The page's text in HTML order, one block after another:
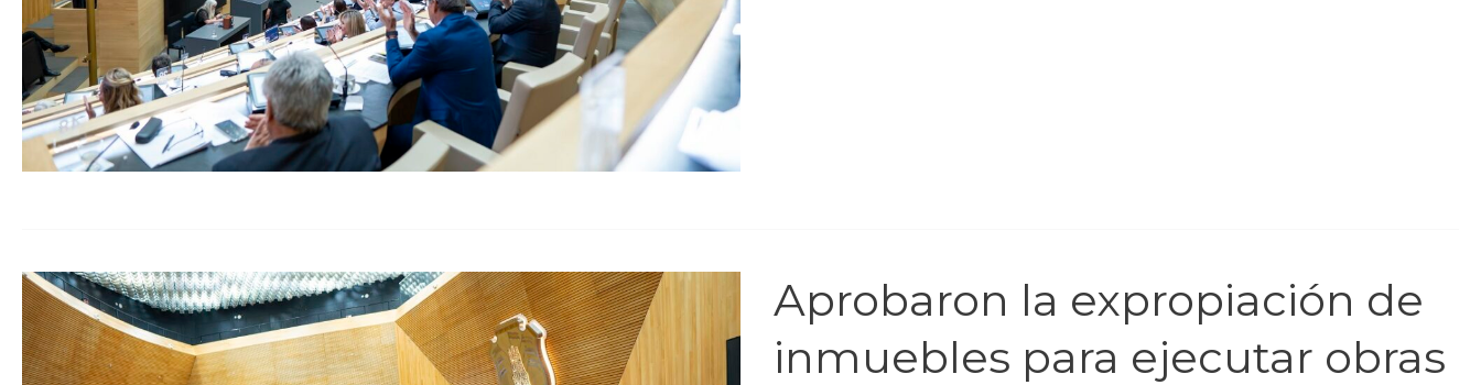
Aprobaron la expropiación de
inmuebles para ejecutar obras